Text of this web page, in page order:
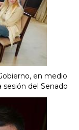
en medio
del Senado